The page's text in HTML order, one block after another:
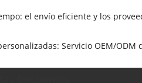
el envío eficiente y los
Servicio OEM/